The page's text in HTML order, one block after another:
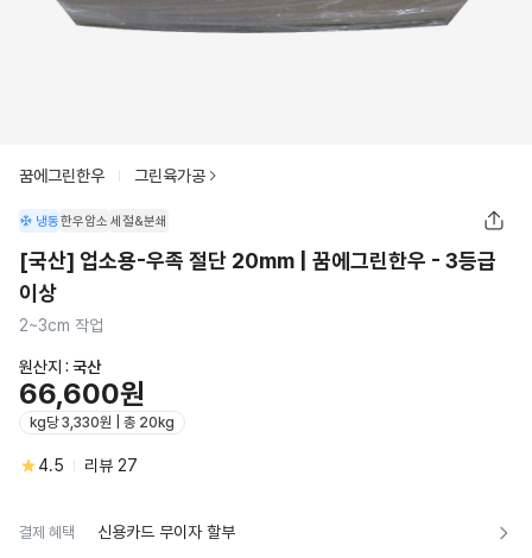
꿈에그린한우 그린육가공
냉동한우암소 세절&분쇄
[국산] 업소용-우족 절단 20mm | 꿈에그린한우 - 3등급
이상
2~3cm 작업
원산지 : 국산
66,600원
kg당 3,330원 | 총 20kg
4.5 리뷰 27
결제 혜택 신용카드 무이자 할부